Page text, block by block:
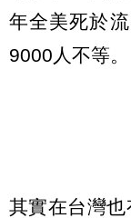
年全美死於
9000人不等。
其實在台灣